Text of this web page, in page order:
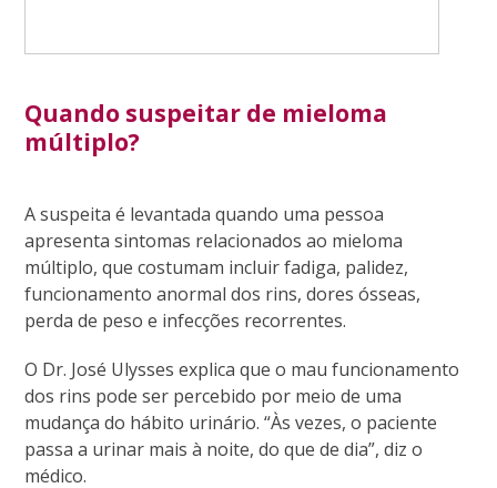
Quando suspeitar de mieloma
múltiplo?
A suspeita é levantada quando uma pessoa
apresenta sintomas relacionados ao mieloma
múltiplo, que costumam incluir fadiga, palidez,
funcionamento anormal dos rins, dores ósseas,
perda de peso e infecções recorrentes.
O Dr. José Ulysses explica que o mau funcionamento
dos rins pode ser percebido por meio de uma
mudança do hábito urinário. “Às vezes, o paciente
passa a urinar mais à noite, do que de dia”, diz o
médico.